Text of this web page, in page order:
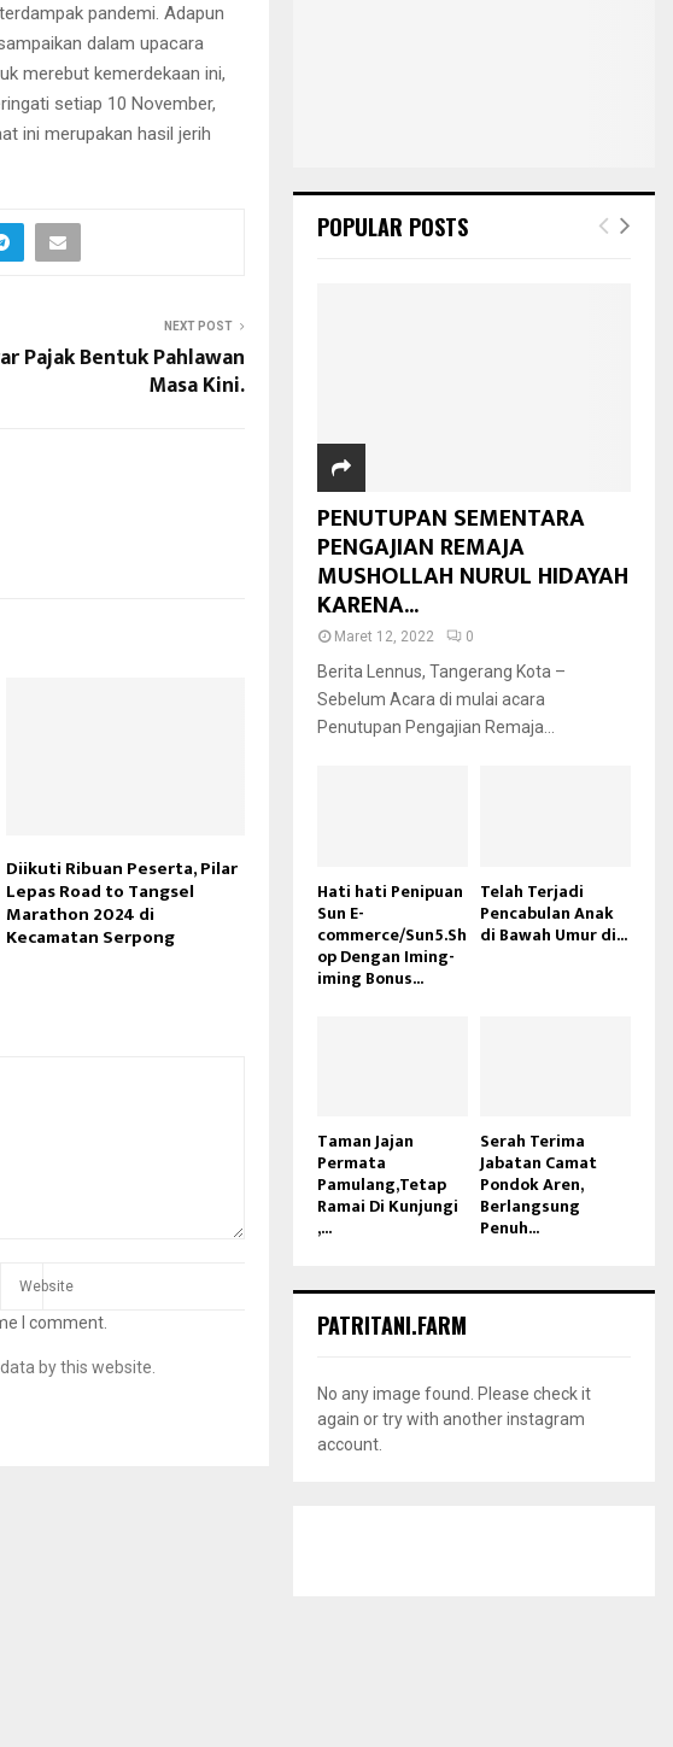
pandemi. Adapun
dalam upacara
merebut kemerdekaan ini,
setiap 10 November,
ini merupakan hasil jerih
NEXT POST
Pajak Bentuk Pahlawan
Masa Kini.
Diikuti Ribuan Peserta, Pilar
Lepas Road to Tangsel
Marathon 2024 di
Kecamatan Serpong
I comment.
by this website.
POPULAR POSTS
PENUTUPAN SEMENTARA
PENGAJIAN REMAJA
MUSHOLLAH NURUL HIDAYAH
KARENA...
Maret 12, 2022 0
Berita Lennus, Tangerang Kota –
Sebelum Acara di mulai acara
Penutupan Pengajian Remaja...
Hati hati Penipuan
Sun E-
commerce/Sun5.Sh
op Dengan Iming-
iming Bonus...
Telah Terjadi
Pencabulan Anak
di Bawah Umur di...
Taman Jajan
Permata
Pamulang,Tetap
Ramai Di Kunjungi
,...
Serah Terima
Jabatan Camat
Pondok Aren,
Berlangsung
Penuh...
PATRITANI.FARM
No any image found. Please check it
again or try with another instagram
account.